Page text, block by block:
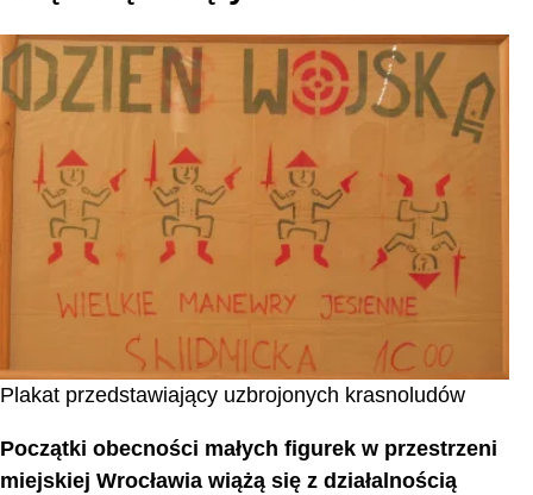
Plakat przedstawiający uzbrojonych krasnoludów
Początki obecności małych figurek w przestrzeni
miejskiej Wrocławia wiążą się z działalnością